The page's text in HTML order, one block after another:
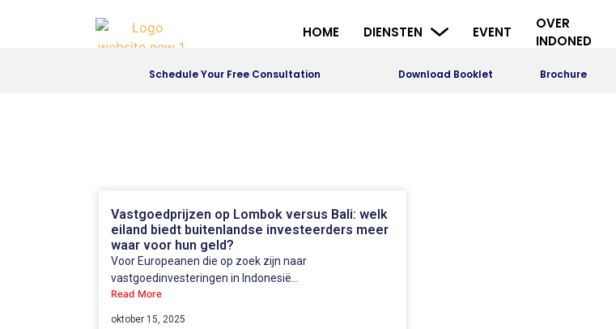
HOME DIENSTEN EVENT
OVER
INDONED
Schedule Your Free Consultation Download Booklet Brochure
Vastgoedprijzen op Lombok versus Bali: welk
eiland biedt buitenlandse investeerders meer
waar voor hun geld?
Voor Europeanen die op zoek zijn naar
vastgoedinvesteringen in Indonesië...
Read More
oktober 15, 2025